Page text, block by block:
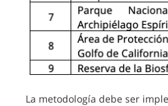
La metodología debe ser